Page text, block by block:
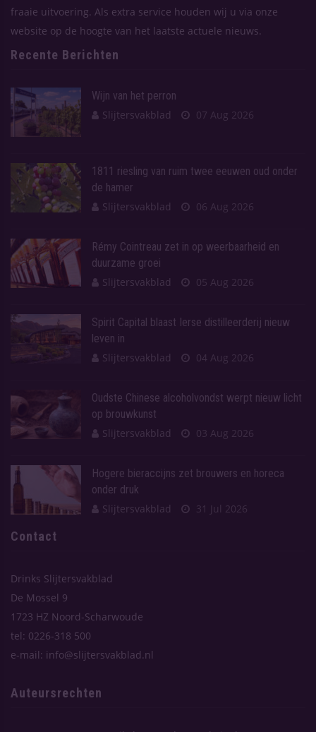
fraaie uitvoering. Als extra service houden wij u via onze
website op de hoogte van het laatste actuele nieuws.
Recente Berichten
Wijn van het perron
Slijtersvakblad
07 Aug 2026
1811 riesling van ruim twee eeuwen oud onder
de hamer
Slijtersvakblad
06 Aug 2026
Rémy Cointreau zet in op weerbaarheid en
duurzame groei
Slijtersvakblad
05 Aug 2026
Spirit Capital blaast Ierse distilleerderij nieuw
leven in
Slijtersvakblad
04 Aug 2026
Oudste Chinese alcoholvondst werpt nieuw licht
op brouwkunst
Slijtersvakblad
03 Aug 2026
Hogere bieraccijns zet brouwers en horeca
onder druk
Slijtersvakblad
31 Jul 2026
Contact
Drinks Slijtersvakblad
De Mossel 9
1723 HZ Noord-Scharwoude
tel: 0226-318 500
e-mail: info@slijtersvakblad.nl
Auteursrechten